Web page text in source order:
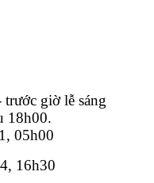
giờ lễ sáng
18h00.
05h00